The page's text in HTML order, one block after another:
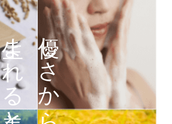
優しさから
生まれる美と健康